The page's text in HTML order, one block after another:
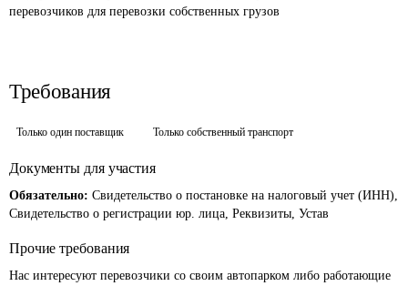
перевозчиков для перевозки собственных грузов
Требования
Только один поставщик Только собственный транспорт
Документы для участия
Обязательно: Свидетельство о постановке на налоговый учет (ИНН),
Свидетельство о регистрации юр. лица, Реквизиты, Устав
Прочие требования
Нас интересуют перевозчики со своим автопарком либо работающие